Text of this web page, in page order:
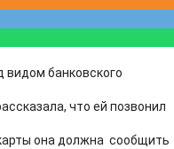
видом банковского
что ей позвонил
она должна сообщить